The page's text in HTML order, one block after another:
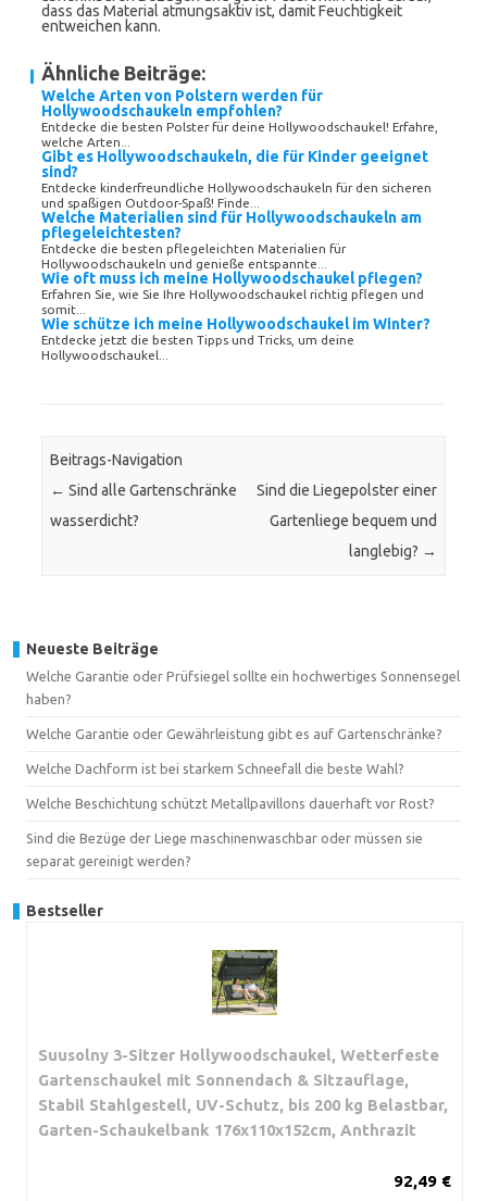
dass das Material atmungsaktiv ist, damit Feuchtigkeit
entweichen kann.
Ähnliche Beiträge:
Welche Arten von Polstern werden für
Hollywoodschaukeln empfohlen?
Entdecke die besten Polster für deine Hollywoodschaukel! Erfahre,
welche Arten...
Gibt es Hollywoodschaukeln, die für Kinder geeignet
sind?
Entdecke kinderfreundliche Hollywoodschaukeln für den sicheren
und spaßigen Outdoor-Spaß! Finde...
Welche Materialien sind für Hollywoodschaukeln am
pflegeleichtesten?
Entdecke die besten pflegeleichten Materialien für
Hollywoodschaukeln und genieße entspannte...
Wie oft muss ich meine Hollywoodschaukel pflegen?
Erfahren Sie, wie Sie Ihre Hollywoodschaukel richtig pflegen und
somit...
Wie schütze ich meine Hollywoodschaukel im Winter?
Entdecke jetzt die besten Tipps und Tricks, um deine
Hollywoodschaukel...
Beitrags-Navigation
← Sind alle Gartenschränke
wasserdicht?
Sind die Liegepolster einer
Gartenliege bequem und
langlebig? →
Neueste Beiträge
Welche Garantie oder Prüfsiegel sollte ein hochwertiges Sonnensegel
haben?
Welche Garantie oder Gewährleistung gibt es auf Gartenschränke?
Welche Dachform ist bei starkem Schneefall die beste Wahl?
Welche Beschichtung schützt Metallpavillons dauerhaft vor Rost?
Sind die Bezüge der Liege maschinenwaschbar oder müssen sie
separat gereinigt werden?
Bestseller
Suusolny 3-Sitzer Hollywoodschaukel, Wetterfeste
Gartenschaukel mit Sonnendach & Sitzauflage,
Stabil Stahlgestell, UV-Schutz, bis 200 kg Belastbar,
Garten-Schaukelbank 176x110x152cm, Anthrazit
92,49 €